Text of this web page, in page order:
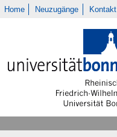
Home Neuzugänge Kontakt